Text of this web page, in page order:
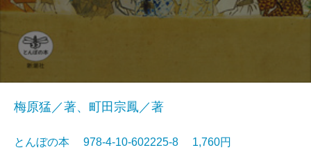
梅原猛／著、町田宗鳳／著
とんぼの本 978-4-10-602225-8 1,760円